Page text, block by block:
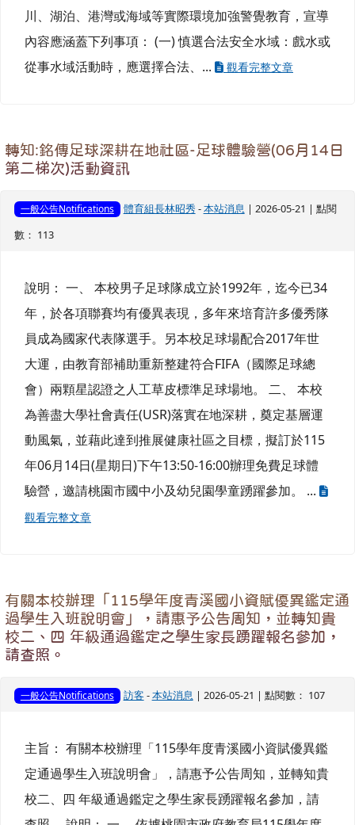
川、湖泊、港灣或海域等實際環境加強警覺教育，宣導
內容應涵蓋下列事項： (一) 慎選合法安全水域：戲水或
從事水域活動時，應選擇合法、...
觀看完整文章
轉知:銘傳足球深耕在地社區-足球體驗營(06月14日
第二梯次)活動資訊
一般公告Notifications 體育組長林昭秀 -本站消息 | 2026-05-21 | 點閱
數： 113
說明： 一、 本校男子足球隊成立於1992年，迄今已34
年，於各項聯賽均有優異表現，多年來培育許多優秀隊
員成為國家代表隊選手。另本校足球場配合2017年世
大運，由教育部補助重新整建符合FIFA（國際足球總
會）兩顆星認證之人工草皮標準足球場地。 二、 本校
為善盡大學社會責任(USR)落實在地深耕，奠定基層運
動風氣，並藉此達到推展健康社區之目標，擬訂於115
年06月14日(星期日)下午13:50-16:00辦理免費足球體
驗營，邀請桃園市國中小及幼兒園學童踴躍參加。 ...
觀看完整文章
有關本校辦理「115學年度青溪國小資賦優異鑑定通
過學生入班說明會」，請惠予公告周知，並轉知貴
校二、四 年級通過鑑定之學生家長踴躍報名參加，
請查照。
一般公告Notifications 訪客 -本站消息 | 2026-05-21 | 點閱數： 107
主旨： 有關本校辦理「115學年度青溪國小資賦優異鑑
定通過學生入班說明會」，請惠予公告周知，並轉知貴
校二、四 年級通過鑑定之學生家長踴躍報名參加，請